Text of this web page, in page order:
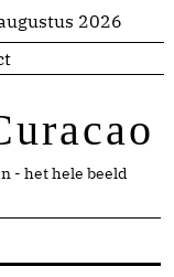
2026
- het hele beeld